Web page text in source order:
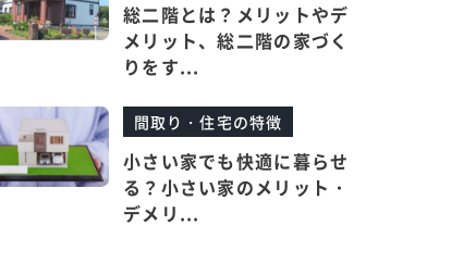
総二階とは？メリットやデ
メリット、総二階の家づく
りをす...
間取り・住宅の特徴
小さい家でも快適に暮らせ
る？小さい家のメリット・
デメリ...